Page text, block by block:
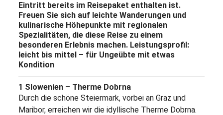
Eintritt bereits im Reisepaket enthalten ist.
Freuen Sie sich auf leichte Wanderungen und
kulinarische Höhepunkte mit regionalen
Spezialitäten, die diese Reise zu einem
besonderen Erlebnis machen. Leistungsprofil:
leicht bis mittel – für Ungeübte mit etwas
Kondition
1 Slowenien – Therme Dobrna
Durch die schöne Steiermark, vorbei an Graz und
Maribor, erreichen wir die idyllische Therme Dobrna.